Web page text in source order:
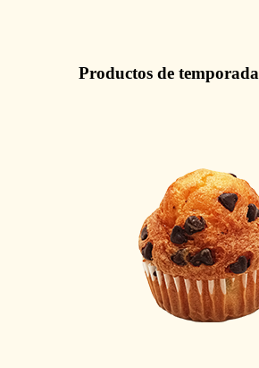
Productos de temporada